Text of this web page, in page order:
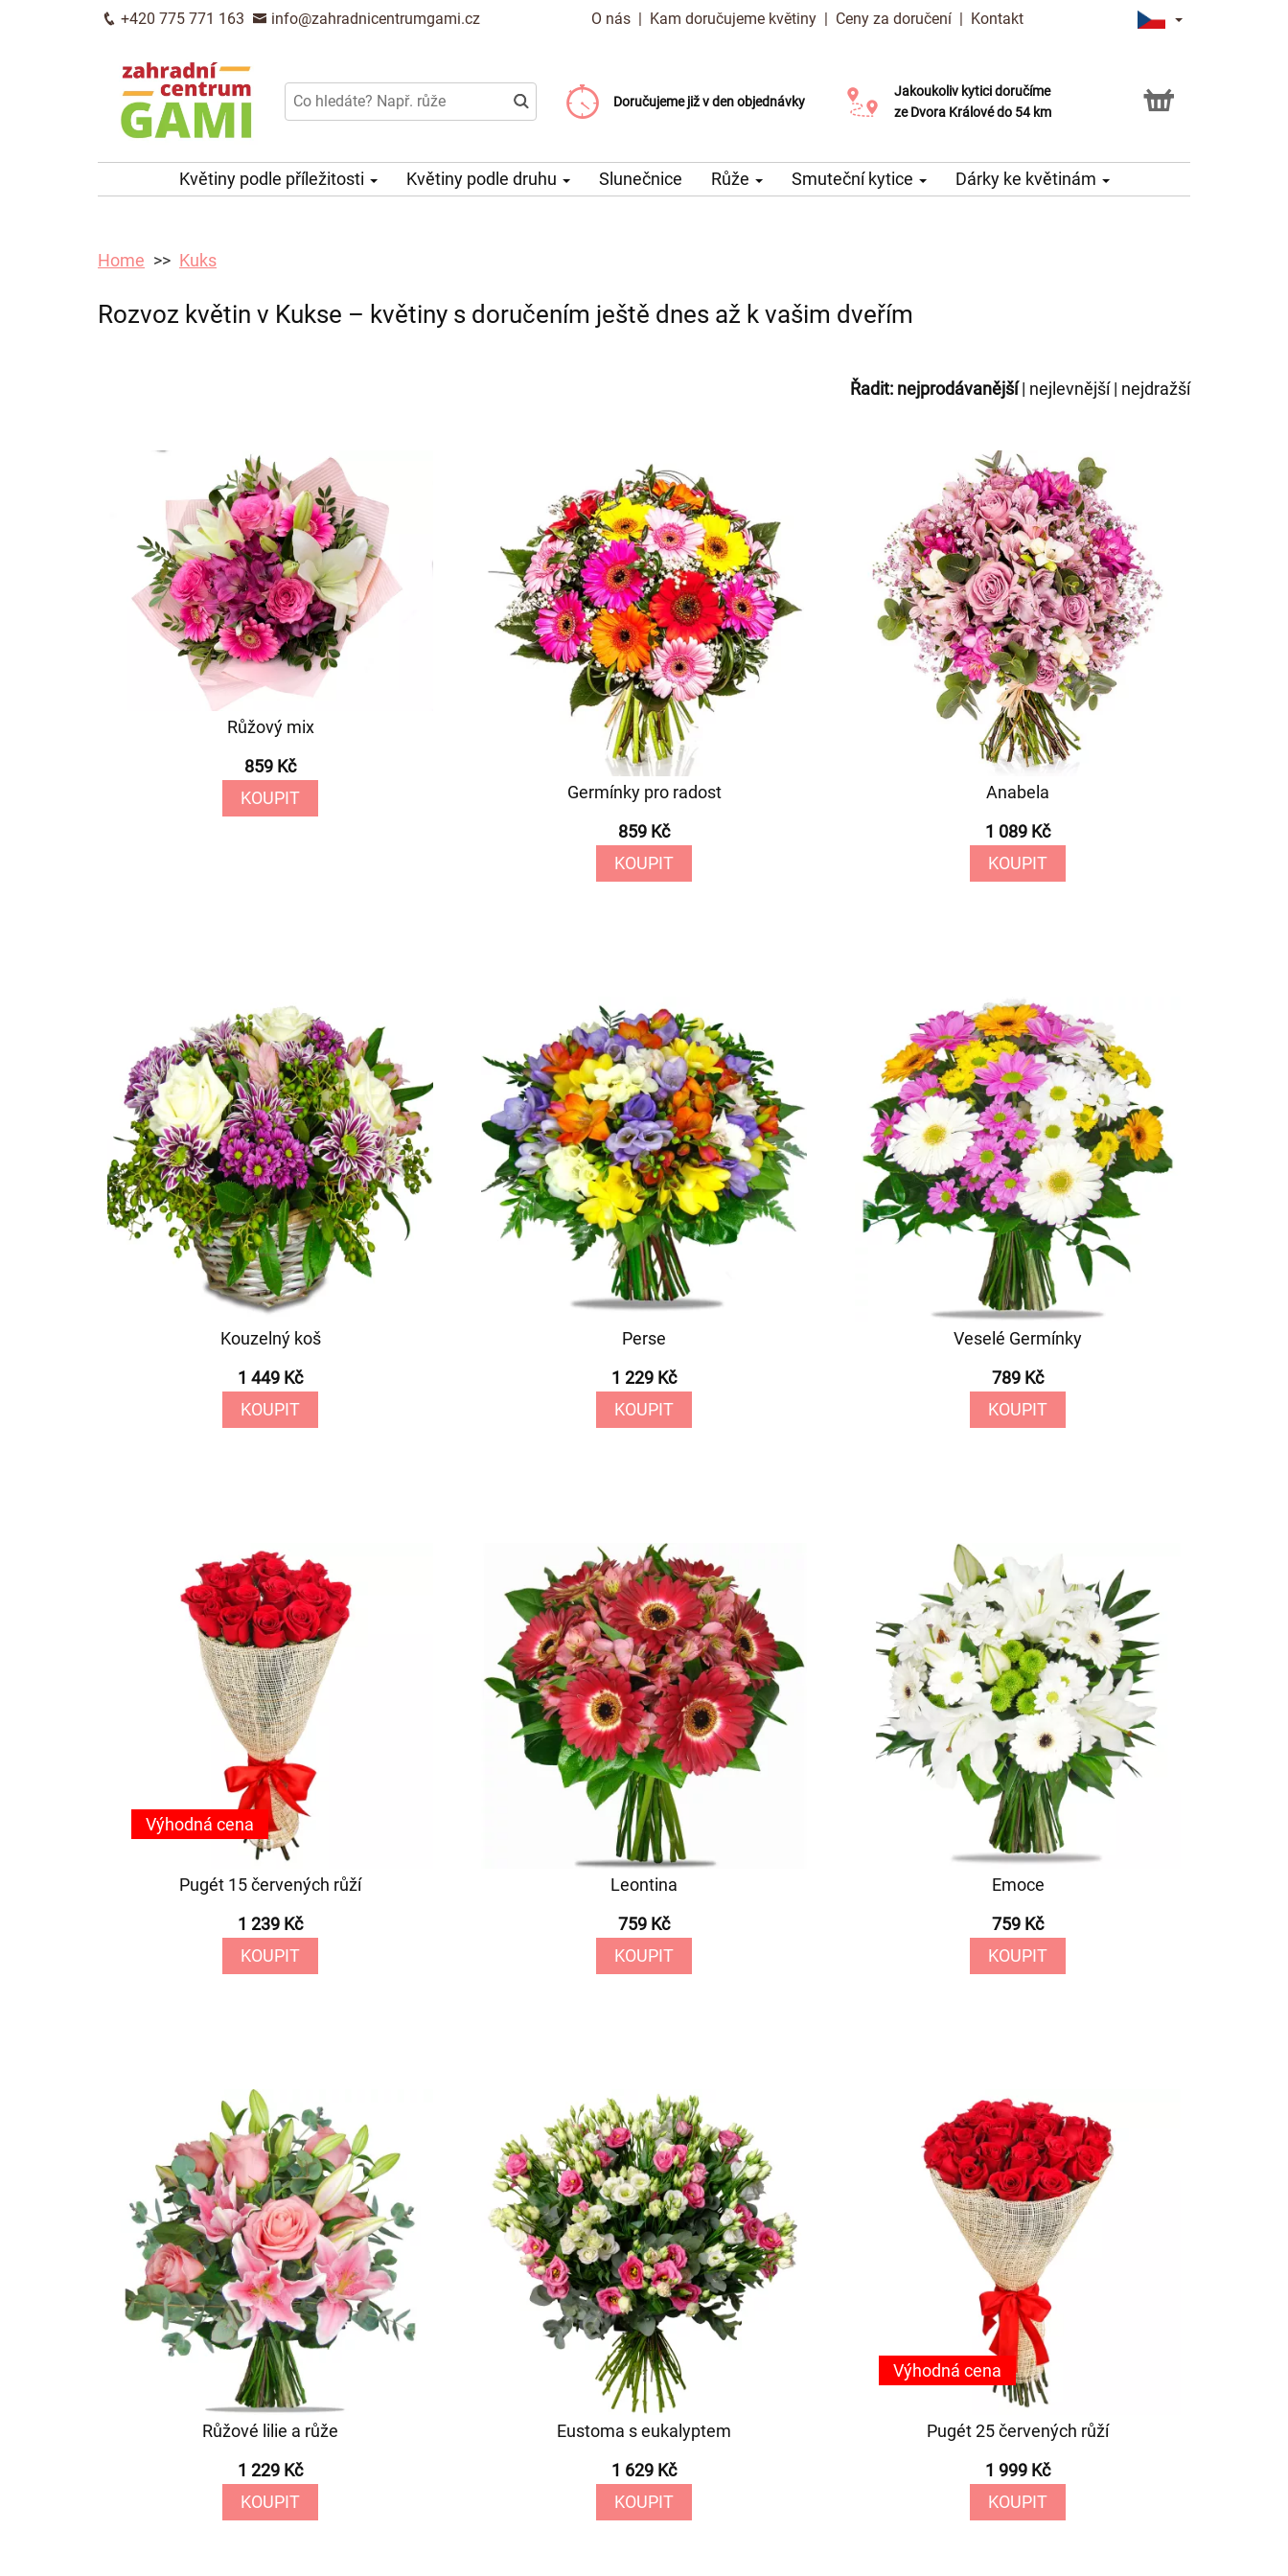
+420 775 771 163 info@zahradnicentrumgami.cz O nás | Kam doručujeme květiny | Ceny za doručení | Kontakt
Doručujeme již v den objednávky
Doručujeme již od 99 Kč
Možný výběr času a dne doručení
Jakoukoliv kytici doručíme
ze Dvora Králové do 54 km
Možnost vyzvednout v naší květince
Květiny podle příležitosti Květiny podle druhu Slunečnice Růže Smuteční kytice Dárky ke květinám
Home Kuks
Rozvoz květin v Kukse – květiny s doručením ještě dnes až k vašim dveřím
Řadit: nejprodávanější| nejlevnější| nejdražší
Růžový mix
859 Kč
KOUPIT
Germínky pro radost
859 Kč
KOUPIT
Anabela
1 089 Kč
KOUPIT
Kouzelný koš
1 449 Kč
KOUPIT
Perse
1 229 Kč
KOUPIT
Veselé Germínky
789 Kč
KOUPIT
Pugét 15 červených růží
1 239 Kč
KOUPIT
Výhodná cena
Leontina
759 Kč
KOUPIT
Emoce
759 Kč
KOUPIT
Růžové lilie a růže
1 229 Kč
KOUPIT
Eustoma s eukalyptem
1 629 Kč
KOUPIT
Pugét 25 červených růží
1 999 Kč
KOUPIT
Výhodná cena